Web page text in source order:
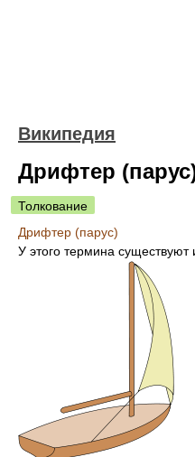
Википедия
Дрифтер
Толкование
Дрифтер (парус)
У этого термина существуют